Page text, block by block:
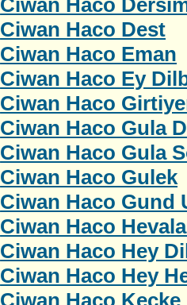
Ciwan Haco Dest
Ciwan Haco Eman
Ciwan Haco Ey
Ciwan Haco
Ciwan Haco Gula
Ciwan Haco Gula
Ciwan Haco Gulek
Ciwan Haco Gund
Ciwan Haco
Ciwan Haco Hey
Ciwan Haco Hey
Ciwan Haco Kecke